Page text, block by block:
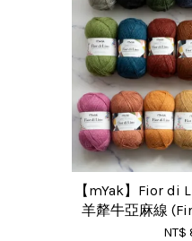
【mYak】Fior di
羊犛牛亞麻線
NT$